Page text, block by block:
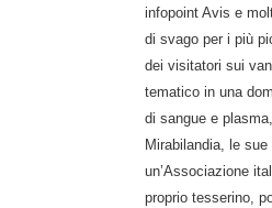
infopoint Avis e
di svago per i più
dei visitatori sui
tematico in una
di sangue e
Mirabilandia, le sue
un’Associazione
proprio tesserino,